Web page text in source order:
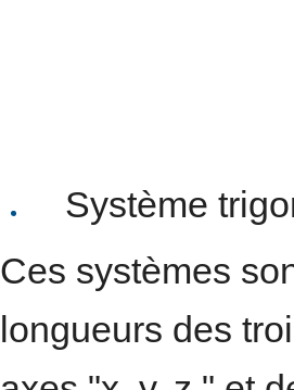
Système
Ces systèmes
longueurs des